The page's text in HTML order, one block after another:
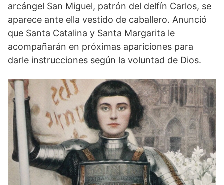
arcángel San Miguel, patrón del delfín Carlos, se
aparece ante ella vestido de caballero. Anunció
que Santa Catalina y Santa Margarita le
acompañarán en próximas apariciones para
darle instrucciones según la voluntad de Dios.